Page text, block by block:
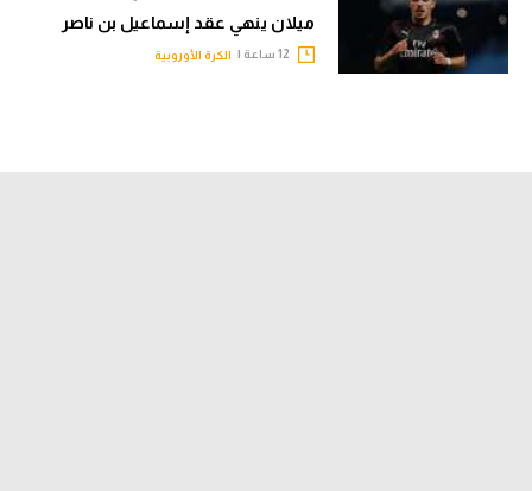
ميلان ينهي عقد إسماعيل بن ناصر
الكرة الأوروبية